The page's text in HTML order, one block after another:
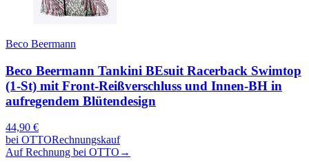
Beco Beermann
Beco Beermann Tankini BEsuit Racerback Swimtop
(1-St) mit Front-Reißverschluss und Innen-BH in
aufregendem Blütendesign
44,90 €
bei OTTORechnungskauf
Auf Rechnung bei OTTO →